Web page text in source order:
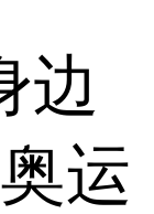
边
运